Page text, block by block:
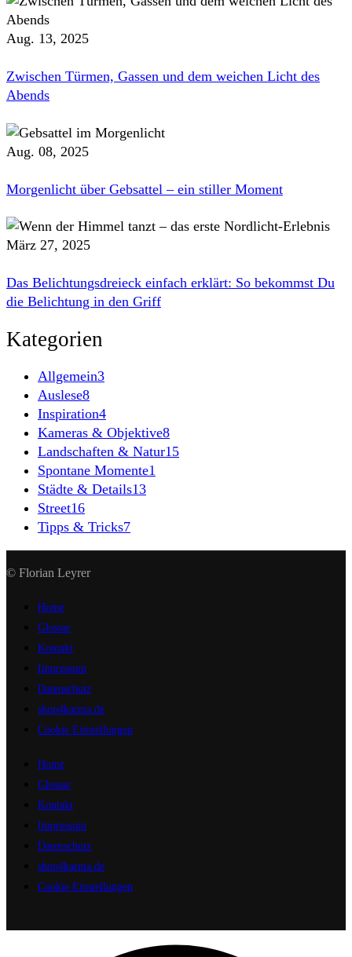
Aug. 13, 2025
Zwischen Türmen, Gassen und dem weichen Licht des
Abends
Aug. 08, 2025
Morgenlicht über Gebsattel – ein stiller Moment
März 27, 2025
Das Belichtungsdreieck einfach erklärt: So bekommst Du
die Belichtung in den Griff
Kategorien
Allgemein3
Auslese8
Inspiration4
Kameras & Objektive8
Landschaften & Natur15
Spontane Momente1
Städte & Details13
Street16
Tipps & Tricks7
© Florian Leyrer
Home
Glossar
Kontakt
Impressum
Datenschutz
shop4karma.de
Cookie Einstellungen
Home
Glossar
Kontakt
Impressum
Datenschutz
shop4karma.de
Cookie Einstellungen